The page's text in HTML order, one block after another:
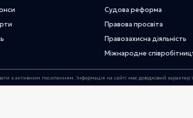
Судова реформа
Правова просвіта
Правозахисна діяльність
Міжнародне
з активним посиланням. Інформація на сайті має довідковий характер